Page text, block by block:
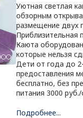
Уютная светлая
обзорным
размещение двух
Приблизительная
Каюта
которые нельзя
Дети от года до
предоставления
бесплатно, без
питания 3000 руб./
Подробнее...